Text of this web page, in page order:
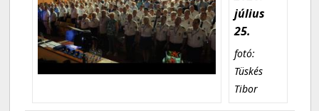
július
25.
fotó:
Tüskés
Tibor